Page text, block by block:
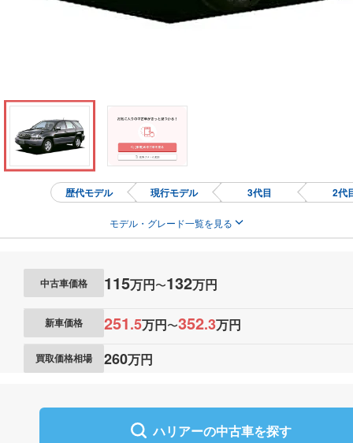
歴代モデル 現行モデル 3代目 2代
モデル・グレード一覧を見る
中古車価格 115万円〜132万円
新車価格 251.5万円〜352.3万円
買取価格相場 260万円
ハリアーの中古車を探す